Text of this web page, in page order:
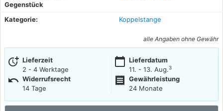
Gegenstück
Kategorie: Koppelstange
alle Angaben ohne Gewähr
more_time Lieferzeit
2 - 4 Werktage
calendar_today Lieferdatum
11. - 13. Aug.3
undo Widerrufsrecht
14 Tage
receipt
Gewährleistung
24 Monate